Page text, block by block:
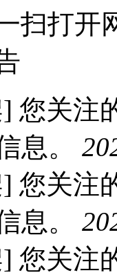
扫打开
您关注
息。
您关注
息。
您关注